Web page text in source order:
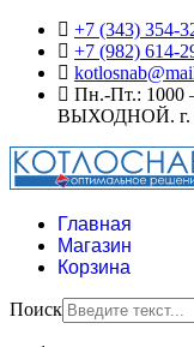
+7 (343) 354-
+7 (982) 614-
Пн.-Пт.: 1000
ВЫХОДНОЙ. г.
Главная
Магазин
Корзина
Поиск